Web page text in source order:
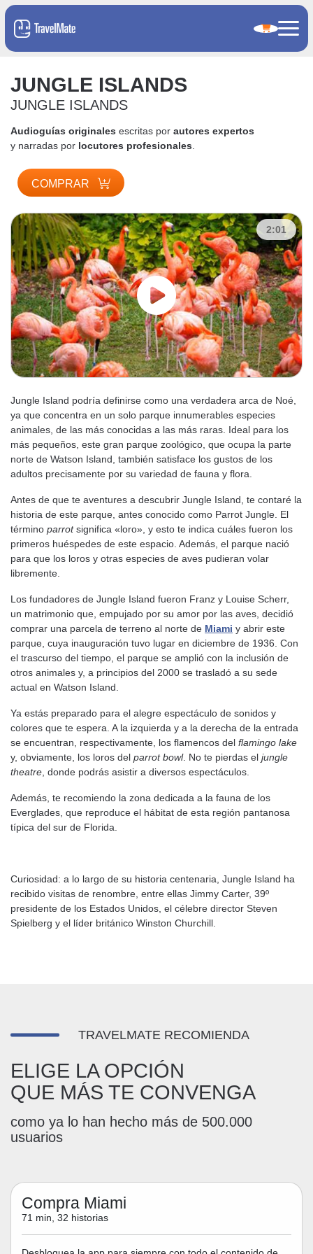
JUNGLE ISLANDS
JUNGLE ISLANDS
Audioguías originales escritas por autores expertos
y narradas por locutores profesionales
COMPRAR
2:01
Jungle Island podría definirse como una verdadera arca de Noé,
ya que concentra en un solo parque innumerables especies
animales, de las más conocidas a las más raras. Ideal para los
más pequeños, este gran parque zoológico, que ocupa la parte
norte de Watson Island, también satisface los gustos de los
adultos precisamente por su variedad de fauna y flora.
Antes de que te aventures a descubrir Jungle Island, te contaré la
historia de este parque, antes conocido como Parrot Jungle. El
término parrotsignifica «loro», y esto te indica cuáles fueron los
primeros huéspedes de este espacio. Además, el parque nació
para que los loros y otras especies de aves pudieran volar
libremente.
Los fundadores de Jungle Island fueron Franz y Louise Scherr,
un matrimonio que, empujado por su amor por las aves, decidió
comprar una parcela de terreno al norte de Miami y abrir este
parque, cuya inauguración tuvo lugar en diciembre de 1936. Con
el trascurso del tiempo, el parque se amplió con la inclusión de
otros animales y, a principios del 2000 se trasladó a su sede
actual en Watson Island.
Ya estás preparado para el alegre espectáculo de sonidos y
colores que te espera. A la izquierda y a la derecha de la entrada
se encuentran, respectivamente, los flamencos del flamingo lake
y, obviamente, los loros del parrot bowl. No te pierdas el jungle
theatre , donde podrás asistir a diversos espectáculos.
Además, te recomiendo la zona dedicada a la fauna de los
Everglades, que reproduce el hábitat de esta región pantanosa
típica del sur de Florida.
Curiosidad: a lo largo de su historia centenaria, Jungle Island ha
recibido visitas de renombre, entre ellas Jimmy Carter, 39º
presidente de los Estados Unidos, el célebre director Steven
Spielberg y el líder británico Winston Churchill.
TRAVELMATE RECOMIENDA
ELIGE LA OPCIÓN
QUE MÁS TE CONVENGA
como ya lo han hecho más de 500.000
usuarios
Compra Miami
71 min, 32 historias